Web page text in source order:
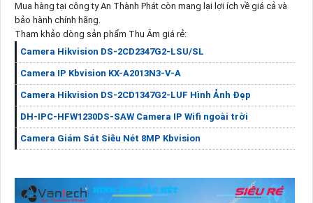
Mua hàng tại công ty An Thành Phát còn mang lại lợi ích về giá cả và
bảo hành chính hãng.
Tham khảo dòng sản phẩm Thu Âm giá rẻ:
Camera Hikvision DS-2CD2347G2-LSU/SL
Camera IP Kbvision KX-A2013N3-V-A
Camera Hikvision DS-2CD1347G2-LUF Hình Ảnh Đẹp
DH-IPC-HFW1230DS-SAW Camera IP Wifi ngoài trời
Camera Giám Sát Siêu Nét 8MP Kbvision